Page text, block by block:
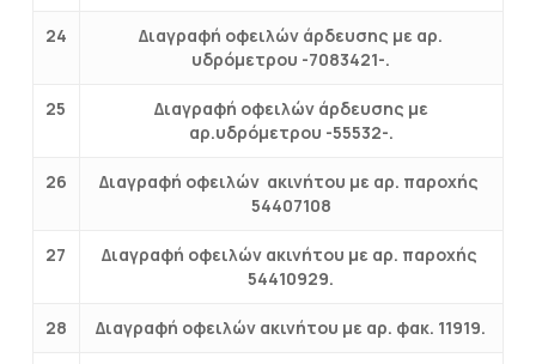
24
Διαγραφή οφειλών άρδευσης με αρ.
υδρόμετρου -7083421-.
25
Διαγραφή οφειλών άρδευσης με
αρ.υδρόμετρου -55532-.
26
Διαγραφή οφειλών ακινήτου με αρ. παροχής
54407108
27
Διαγραφή οφειλών ακινήτου με αρ. παροχής
54410929.
28 Διαγραφή οφειλών ακινήτου με αρ. φακ. 11919.